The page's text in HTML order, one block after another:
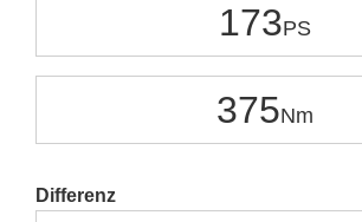
173
375
Differenz